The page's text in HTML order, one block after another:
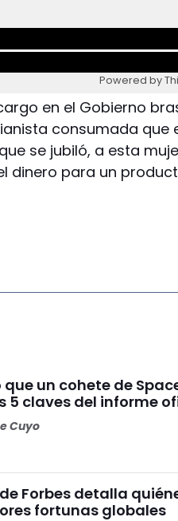
Powered by
en el Gobierno
consumada que
se jubiló, a esta
dinero para un
que un cohete de
5 claves del informe
Cuyo
Forbes detalla
fortunas globales